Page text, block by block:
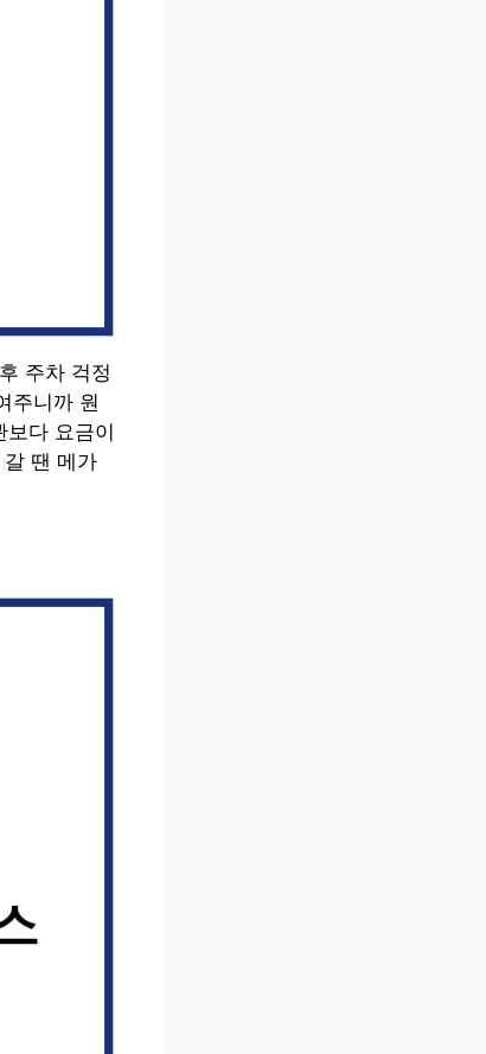
주차 걱정
주니까 원
다 요금이
땐 메가